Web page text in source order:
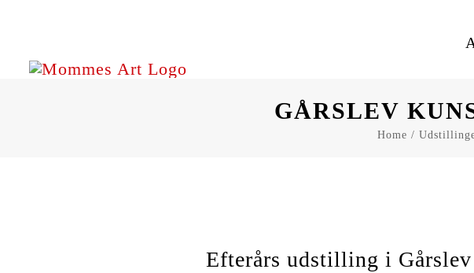
content
GÅRSLEV
Home
Efterårs udstilling i